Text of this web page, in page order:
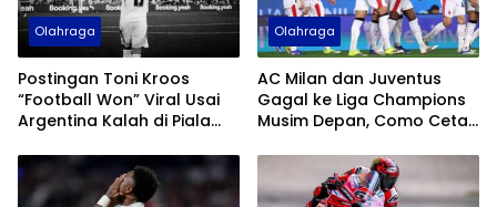
Olahraga
Postingan Toni Kroos
“Football Won” Viral Usai
Argentina Kalah di Piala
Olahraga
AC Milan dan Juventus
Gagal ke Liga Champions
Musim Depan, Como Cetak